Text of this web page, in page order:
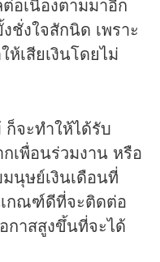
ชั่งใจสักนิด เพราะ
เสียเงินโดยไม่
จะทำให้ได้รับ
เพื่อนร่วมงาน หรือ
นุษย์เงินเดือนที่
เกณฑ์ดีที่จะติดต่อ
กาสสูงขึ้นที่จะได้